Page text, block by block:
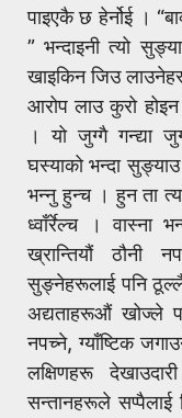
पाइएकै छ हेर्नोई ।
” भन्दाइनी त्यो
खाइकिन जिउ
आरोप लाउ कुरो
। यो जुग्गै गन्द्या
घस्याको भन्दा सुङ्याउ
भन्नु हुन्च । हुन ता
ध्वाँर्रेल्च । वास्ना
ख्रान्तियौं ठौनी
सुङ्नेहरूलाई पनि
अद्यताहरूऔं खोज्ले
नपच्ने, ग्याँष्टिक
लक्षिणहरू
सन्तानहरूले सप्पैलाई